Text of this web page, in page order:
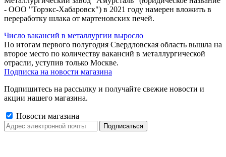
- ООО "Торэкс-Хабаровск") в 2021 году намерен вложить в
переработку шлака от мартеновских печей.
Число вакансий в металлургии выросло
По итогам первого полугодия Свердловская область вышла на
второе место по количеству вакансий в металлургической
отрасли, уступив только Москве.
Подписка на новости магазина
Подпишитесь на рассылку и получайте свежие новости и
акции нашего магазина.
Новости магазина